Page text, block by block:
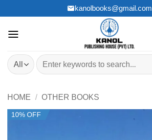
to
content
kanolbooks@gmail.com
Search
for:
HOME / OTHER BOOKS
10% OFF